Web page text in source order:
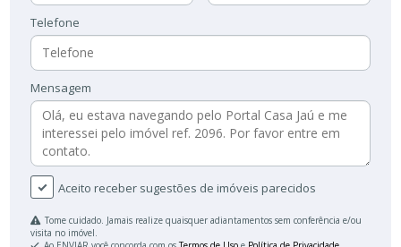
Telefone
Mensagem
Aceito receber sugestões de imóveis parecidos
Tome cuidado. Jamais realize quaisquer adiantamentos sem conferência e/ou
visita no imóvel.